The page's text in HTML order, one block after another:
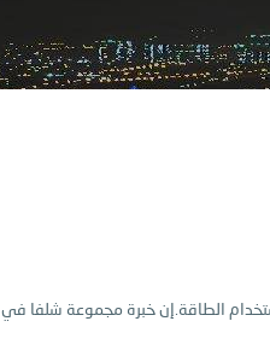
الطاقة.إن خبرة مجموعة شلفا في